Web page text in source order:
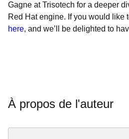
Gagne at Trisotech for a deeper
Red Hat engine. If you would like
here, and we’ll be delighted to
À propos de l'auteur